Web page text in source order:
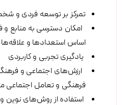
تمرکز بر توسعه فردی و
امکان دسترسی به منابع
اساس استعدادها و علاقه‌ها
یادگیری تجربی و کاربردی
ارزش‌های اجتماعی و
فرهنگی و تعامل اجتماعی
استفاده از روش‌های نوین